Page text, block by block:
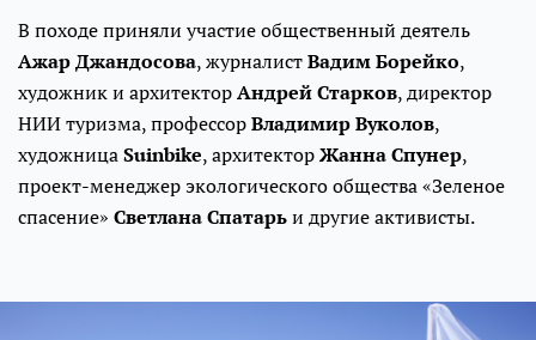
В походе приняли участие общественный деятель
Ажар Джандосова, журналистВадим Борейко,
художник и архитекторАндрей Старков, директор
НИИ туризма, профессорВладимир Вуколов,
художницаSuinbike, архитекторЖанна Спунер,
проект-менеджер экологического общества «Зеленое
спасение» Светлана Спатарьи другие активисты.